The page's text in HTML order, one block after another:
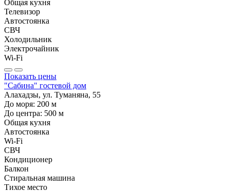
Общая кухня
Телевизор
Автостоянка
СВЧ
Холодильник
Электрочайник
Wi-Fi
Показать цены
"Сабина" гостевой дом
Алахадзы, ул. Туманяна, 55
До моря: 200 м
До центра: 500 м
Общая кухня
Автостоянка
Wi-Fi
СВЧ
Кондиционер
Балкон
Стиральная машина
Тихое место